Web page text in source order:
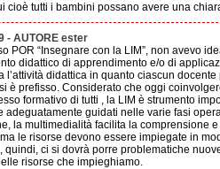
cioè tutti i bambini possano avere una
- AUTORE ester
POR “Insegnare con la LIM”, non avevo
didattico di apprendimento e/o di
l’attività didattica in quanto ciascun
è prefisso. Considerato che oggi
formativo di tutti , la LIM è strumento
adeguatamente guidati nelle varie fasi
la multimedialità facilita la comprensione
le risorse devono essere impiegate in
quindi, ci si dovrà porre problematiche
risorse che impieghiamo.